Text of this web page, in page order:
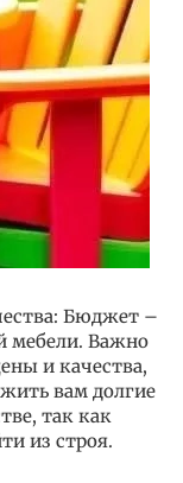
Бюджет –
мебели. Важно
и качества,
вам долгие
так как
из строя.